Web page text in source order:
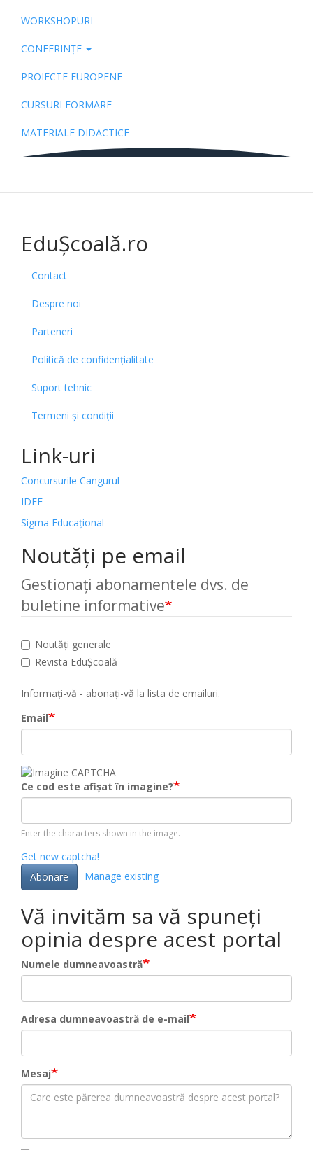
WORKSHOPURI
CONFERINȚE
PROIECTE EUROPENE
CURSURI FORMARE
MATERIALE DIDACTICE
EduȘcoală.ro
Contact
Despre noi
Parteneri
Politică de confidențialitate
Suport tehnic
Termeni și condiții
Link-uri
Concursurile Cangurul
IDEE
Sigma Educațional
Noutăți pe email
Gestionați abonamentele dvs. de
buletine informative
Noutăți generale
Revista EduȘcoală
Informați-vă - abonați-vă la lista de emailuri.
Email
Ce cod este afișat în imagine?
Enter the characters shown in the image.
Get new captcha!
Abonare
Manage existing
Vă invităm sa vă spuneți
opinia despre acest portal
Numele dumneavoastră
Adresa dumneavoastră de e-mail
Mesaj